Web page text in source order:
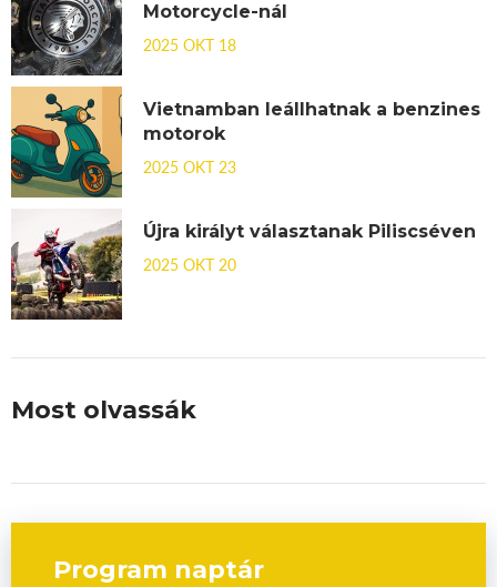
Motorcycle-nál
2025 OKT 18
Vietnamban leállhatnak a benzines
motorok
2025 OKT 23
Újra királyt választanak Piliscséven
2025 OKT 20
Most olvassák
Program naptár